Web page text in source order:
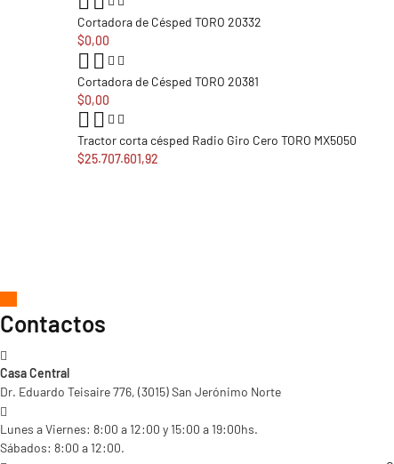
Cortadora de Césped TORO 20332
$0,00
Cortadora de Césped TORO 20381
$0,00
Tractor corta césped Radio Giro Cero TORO MX5050
$25.707.601,92
Contactos
Casa Central
Dr. Eduardo Teisaire 776, (3015) San Jerónimo Norte
Lunes a Viernes: 8:00 a 12:00 y 15:00 a 19:00hs.
Sábados: 8:00 a 12:00.